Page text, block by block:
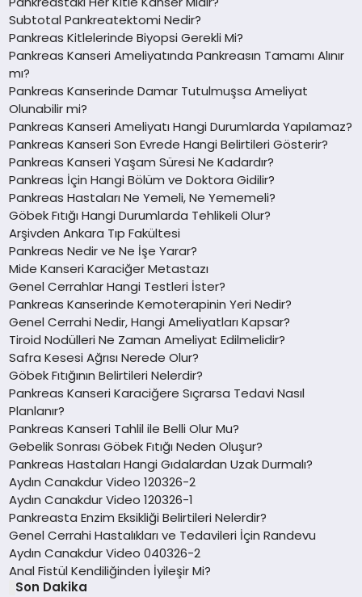
Subtotal Pankreatektomi Nedir?
Pankreas Kitlelerinde Biyopsi Gerekli Mi?
Pankreas Kanseri Ameliyatında Pankreasın Tamamı Alınır
mı?
Pankreas Kanserinde Damar Tutulmuşsa Ameliyat
Olunabilir mi?
Pankreas Kanseri Ameliyatı Hangi Durumlarda Yapılamaz?
Pankreas Kanseri Son Evrede Hangi Belirtileri Gösterir?
Pankreas Kanseri Yaşam Süresi Ne Kadardır?
Pankreas İçin Hangi Bölüm ve Doktora Gidilir?
Pankreas Hastaları Ne Yemeli, Ne Yememeli?
Göbek Fıtığı Hangi Durumlarda Tehlikeli Olur?
Arşivden Ankara Tıp Fakültesi
Pankreas Nedir ve Ne İşe Yarar?
Mide Kanseri Karaciğer Metastazı
Genel Cerrahlar Hangi Testleri İster?
Pankreas Kanserinde Kemoterapinin Yeri Nedir?
Genel Cerrahi Nedir, Hangi Ameliyatları Kapsar?
Tiroid Nodülleri Ne Zaman Ameliyat Edilmelidir?
Safra Kesesi Ağrısı Nerede Olur?
Göbek Fıtığının Belirtileri Nelerdir?
Pankreas Kanseri Karaciğere Sıçrarsa Tedavi Nasıl
Planlanır?
Pankreas Kanseri Tahlil ile Belli Olur Mu?
Gebelik Sonrası Göbek Fıtığı Neden Oluşur?
Pankreas Hastaları Hangi Gıdalardan Uzak Durmalı?
Aydın Canakdur Video 120326-2
Aydın Canakdur Video 120326-1
Pankreasta Enzim Eksikliği Belirtileri Nelerdir?
Genel Cerrahi Hastalıkları ve Tedavileri İçin Randevu
Aydın Canakdur Video 040326-2
Anal Fistül Kendiliğinden İyileşir Mi?
Son Dakika